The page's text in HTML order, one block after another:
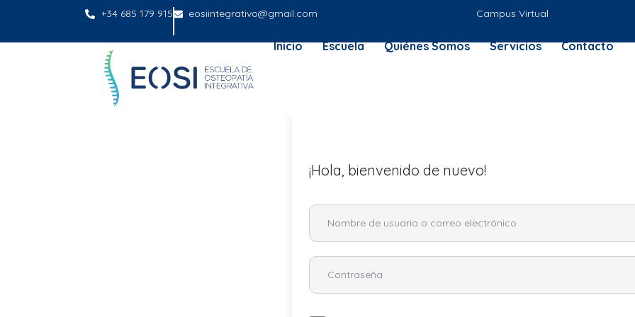
+34 685 179 915 eosiintegrativo@gmail.com Campus Virtual
Inicio Escuela Quiénes Somos Servicios Contacto
¡Hola, bienvenido de nuevo!